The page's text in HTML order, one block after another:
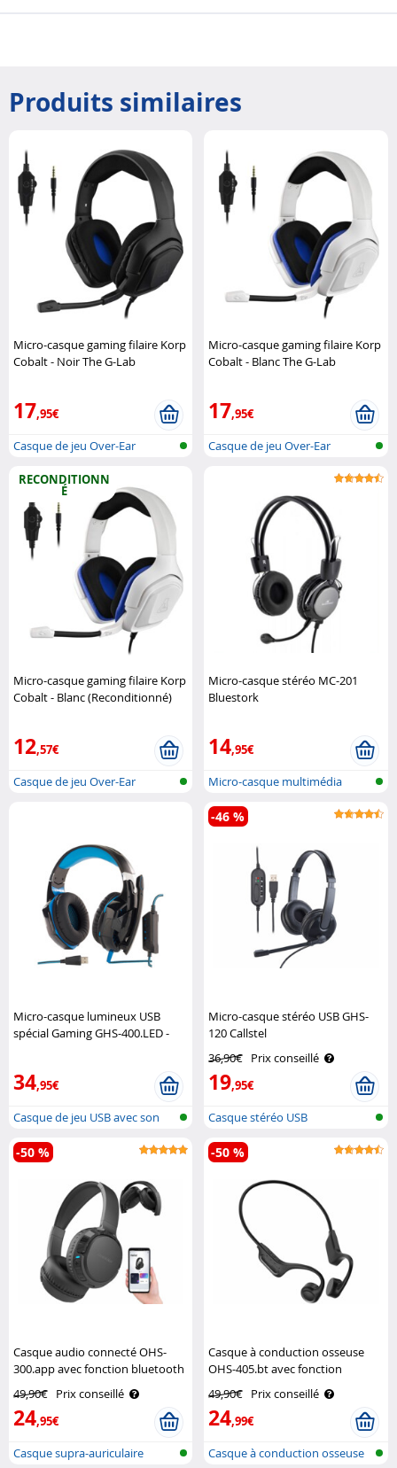
Produits similaires
Micro-casque gaming filaire Korp
Cobalt - Noir The G-Lab
17,95€
Casque de jeu Over-Ear
Micro-casque gaming filaire Korp
Cobalt - Blanc The G-Lab
17,95€
Casque de jeu Over-Ear
RECONDITIONN
É
Micro-casque gaming filaire Korp
Cobalt - Blanc (Reconditionné)
12,57€
Casque de jeu Over-Ear
Micro-casque stéréo MC-201
Bluestork
14,95€
Micro-casque multimédia
stéréo
Micro-casque lumineux USB
spécial Gaming GHS-400.LED -
34,95€
Casque de jeu USB avec son
surround..
Micro-casque stéréo USB GHS-
120 Callstel
36,90€ Prix conseillé
19,95€
-46 %
Casque stéréo USB
Casque audio connecté OHS-
300.app avec fonction bluetooth
49,90€ Prix conseillé
24,95€
-50 %
Casque supra-auriculaire
Casque à conduction osseuse
OHS-405.bt avec fonction
bluetooth 5.4 Auvisio
49,90€ Prix conseillé
24,99€
-50 %
Casque à conduction osseuse